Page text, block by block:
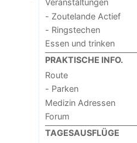
Veranstaltungen
- Zoutelande Actief
- Ringstechen
Essen und trinken
PRAKTISCHE INFO.
Route
- Parken
Medizin Adressen
Forum
TAGESAUSFLÜGE